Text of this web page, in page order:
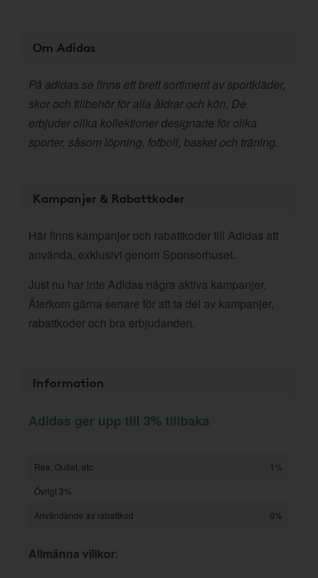
Om Adidas
På adidas.se finns ett brett sortiment av sportkläder,
skor och tillbehör för alla åldrar och kön. De
erbjuder olika kollektioner designade för olika
sporter, såsom löpning, fotboll, basket och träning.
Kampanjer & Rabattkoder
Här finns kampanjer och rabattkoder till Adidas att
använda, exklusivt genom Sponsorhuset.
Just nu har inte Adidas några aktiva kampanjer.
Återkom gärna senare för att ta del av kampanjer,
rabattkoder och bra erbjudanden.
Information
Adidas ger upp till 3% tillbaka
Rea, Outlet, etc
1%
Övrigt 3%
Användande av rabattkod
0%
Allmänna villkor: